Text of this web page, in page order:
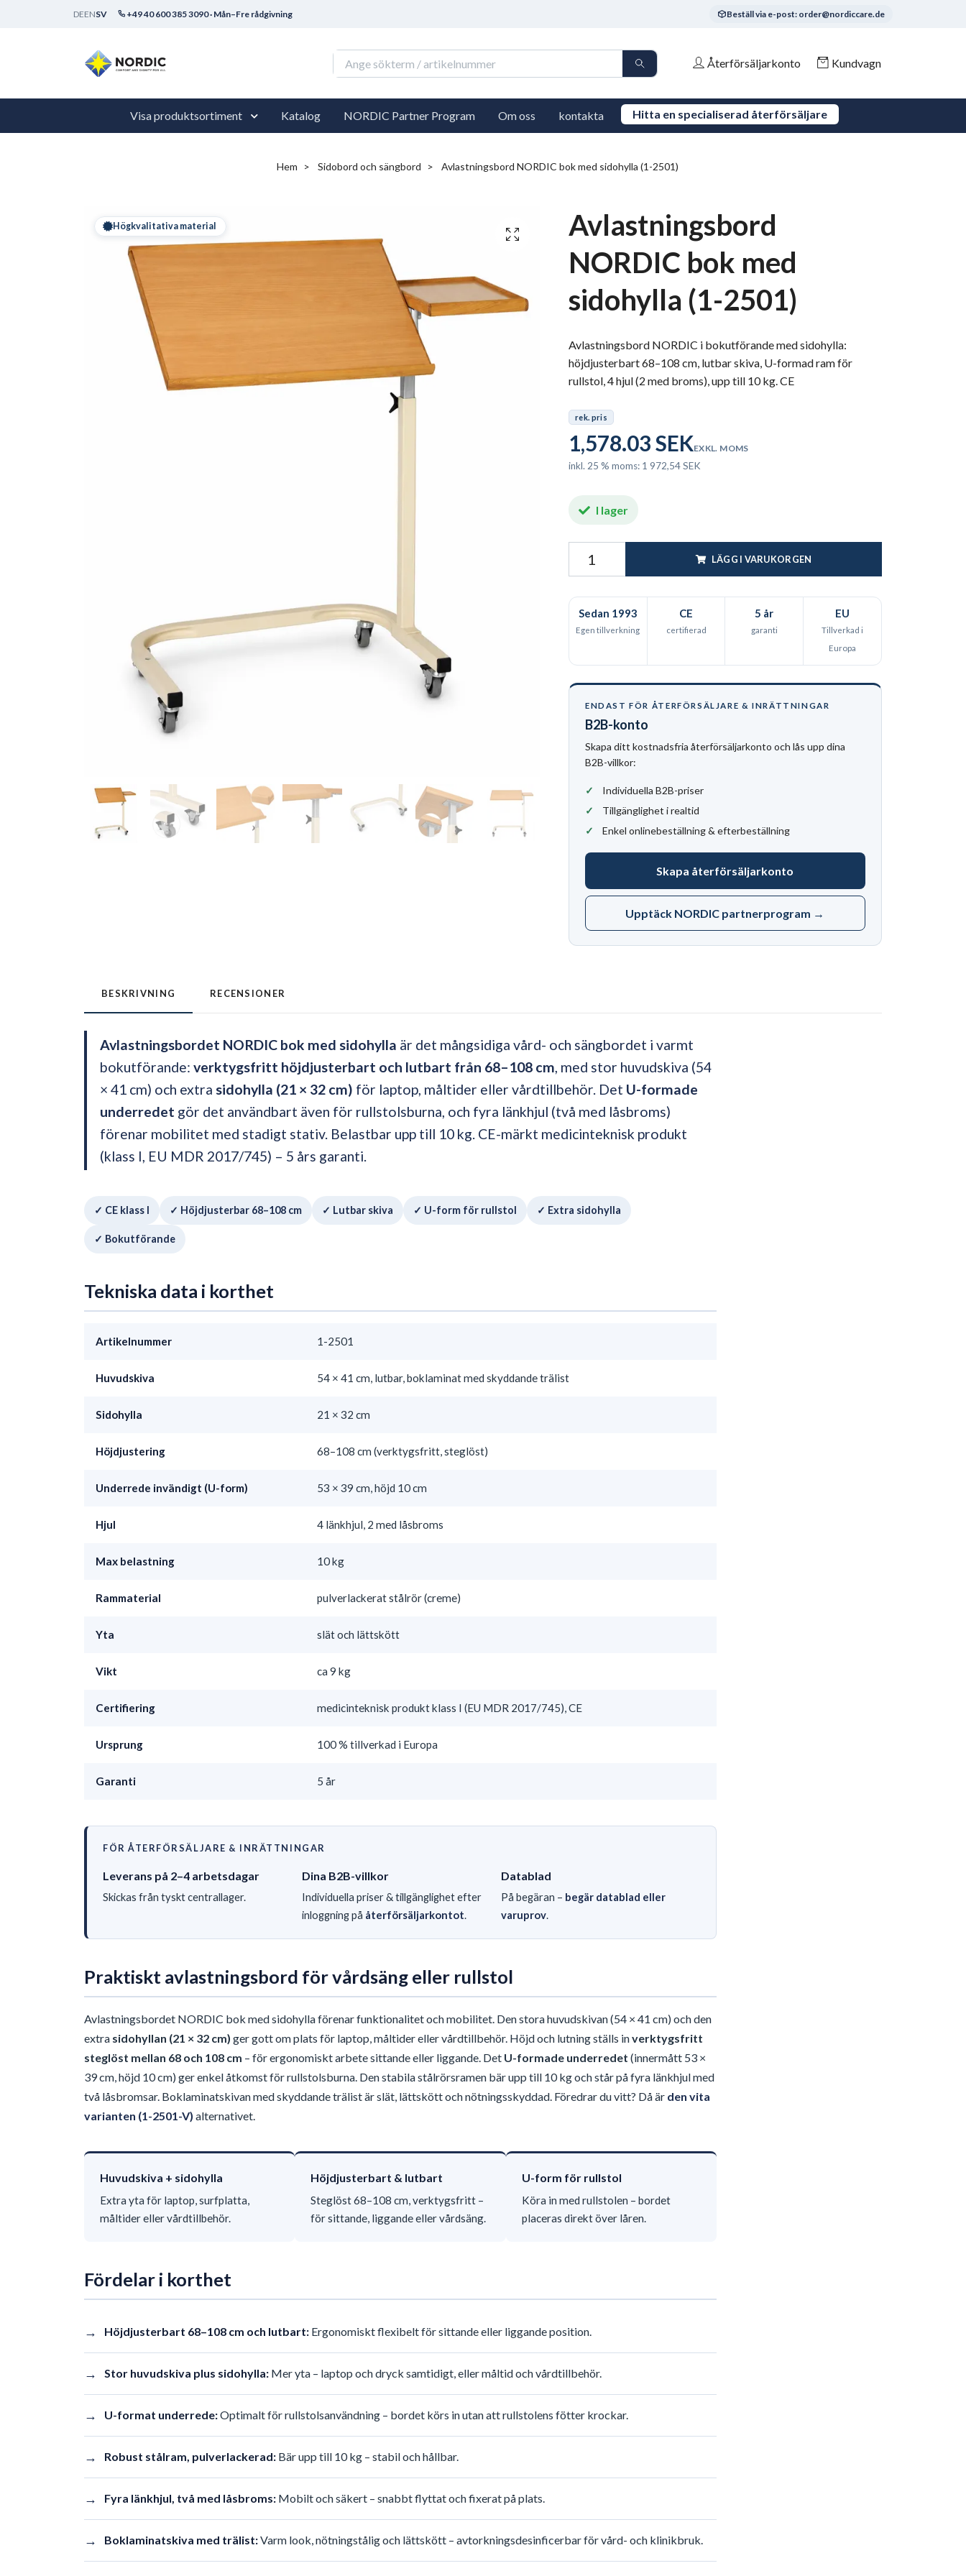
DEENSV +49 40 600 385 3090 · Mån–Fre rådgivning Beställ via e-post: order@nordiccare.de
Återförsäljarkonto Kundvagn
Visa produktsortiment Katalog NORDIC Partner Program Om oss kontakta Hitta en specialiserad återförsäljare
Hem Sidobord och sängbord Avlastningsbord NORDIC bok med sidohylla (1-2501)
Högkvalitativa material
Avlastningsbord
NORDIC bok med
sidohylla (1-2501)
Avlastningsbord NORDIC i bokutförande med sidohylla:
höjdjusterbart 68–108 cm, lutbar skiva, U-formad ram för
rullstol, 4 hjul (2 med broms), upp till 10 kg. CE
rek. pris
1,578.03 SEKEXKL. MOMS
inkl. 25 % moms: 1 972,54 SEK
I lager
LÄGG I VARUKORGEN
Sedan 1993
Egen tillverkning
CE
certifierad
5 år
garanti
EU
Tillverkad i
Europa
ENDAST FÖR ÅTERFÖRSÄLJARE & INRÄTTNINGAR
B2B-konto
Skapa ditt kostnadsfria återförsäljarkonto och lås upp dina
B2B-villkor:
Individuella B2B-priser
Tillgänglighet i realtid
Enkel onlinebeställning & efterbeställning
Skapa återförsäljarkonto
Upptäck NORDIC partnerprogram →
BESKRIVNING RECENSIONER
Avlastningsbordet NORDIC bok med sidohylla är det mångsidiga vård- och sängbordet i varmt
bokutförande: verktygsfritt höjdjusterbart och lutbart från 68–108 cm, med stor huvudskiva (54
× 41 cm) och extra sidohylla (21 × 32 cm) för laptop, måltider eller vårdtillbehör. Det U-formade
underredet gör det användbart även för rullstolsburna, och fyra länkhjul (två med låsbroms)
förenar mobilitet med stadigt stativ. Belastbar upp till 10 kg. CE-märkt medicinteknisk produkt
(klass I, EU MDR 2017/745) – 5 års garanti.
✓ CE klass I ✓ Höjdjusterbar 68–108 cm ✓ Lutbar skiva ✓ U-form för rullstol ✓ Extra sidohylla
✓ Bokutförande
Tekniska data i korthet
Artikelnummer 1-2501
Huvudskiva 54 × 41 cm, lutbar, boklaminat med skyddande trälist
Sidohylla 21 × 32 cm
Höjdjustering 68–108 cm (verktygsfritt, steglöst)
Underrede invändigt (U-form) 53 × 39 cm, höjd 10 cm
Hjul 4 länkhjul, 2 med låsbroms
Max belastning 10 kg
Rammaterial pulverlackerat stålrör (creme)
Yta slät och lättskött
Vikt ca 9 kg
Certifiering medicinteknisk produkt klass I (EU MDR 2017/745), CE
Ursprung 100 % tillverkad i Europa
Garanti 5 år
FÖR ÅTERFÖRSÄLJARE & INRÄTTNINGAR
Leverans på 2–4 arbetsdagar
Skickas från tyskt centrallager.
Dina B2B-villkor
Individuella priser & tillgänglighet efter
inloggning på återförsäljarkontot.
Datablad
På begäran – begär datablad eller
varuprov.
Praktiskt avlastningsbord för vårdsäng eller rullstol
Avlastningsbordet NORDIC bok med sidohylla förenar funktionalitet och mobilitet. Den stora huvudskivan (54 × 41 cm) och den
extra sidohyllan (21 × 32 cm) ger gott om plats för laptop, måltider eller vårdtillbehör. Höjd och lutning ställs inverktygsfritt
steglöst mellan 68 och 108 cm – för ergonomiskt arbete sittande eller liggande. Det U-formade underredet (innermått 53 ×
39 cm, höjd 10 cm) ger enkel åtkomst för rullstolsburna. Den stabila stålrörsramen bär upp till 10 kg och står på fyra länkhjul med
två låsbromsar. Boklaminatskivan med skyddande trälist är slät, lättskött och nötningsskyddad. Föredrar du vitt? Då är den vita
varianten (1-2501-V) alternativet.
Huvudskiva + sidohylla
Extra yta för laptop, surfplatta,
måltider eller vårdtillbehör.
Höjdjusterbart & lutbart
Steglöst 68–108 cm, verktygsfritt –
för sittande, liggande eller vårdsäng.
U-form för rullstol
Köra in med rullstolen – bordet
placeras direkt över låren.
Fördelar i korthet
→ Höjdjusterbart 68–108 cm och lutbart: Ergonomiskt flexibelt för sittande eller liggande position.
→ Stor huvudskiva plus sidohylla: Mer yta – laptop och dryck samtidigt, eller måltid och vårdtillbehör.
→ U-format underrede:Optimalt för rullstolsanvändning – bordet körs in utan att rullstolens fötter krockar.
→ Robust stålram, pulverlackerad: Bär upp till 10 kg – stabil och hållbar.
→ Fyra länkhjul, två med låsbroms: Mobilt och säkert – snabbt flyttat och fixerat på plats.
→ Boklaminatskiva med trälist:Varm look, nötningstålig och lättskött – avtorkningsdesinficerbar för vård- och klinikbruk.